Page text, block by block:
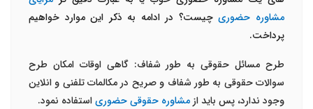
مشاوره حضوریچیست؟ در ادامه به ذکر این موارد خواهیم
پرداخت.
طرح مسائل حقوقی به طور شفاف: گاهی اوقات امکان طرح
سوالات حقوقی به طور شفاف و صریح در مکالمات تلفنی و انلاین
وجود ندارد، پس باید از مشاوره حقوقی حضوریاستفاده نمود.